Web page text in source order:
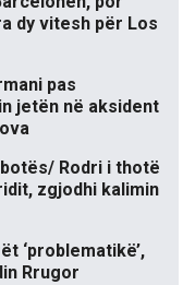
dy vitesh për Los
pas
jetën në aksident
Rodri i thotë
zgjodhi kalimin
‘problematikë’,
Rrugor